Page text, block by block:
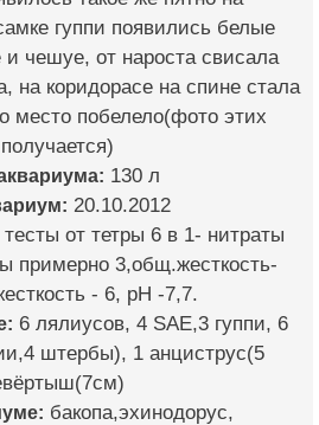
гуппи появились белые
и чешуе, от нароста свисала
на коридорасе на спине стала
место побелело(фото этих
130 л
20.10.2012
тесты от тетры 6 в 1- нитраты
примерно 3,общ.жесткость-
- 6, рН -7,7.
6 лялиусов, 4 SAE,3 гуппи, 6
штербы), 1 анциструс(5
бакопа,эхинодорус,